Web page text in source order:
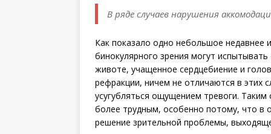
В ряде случаев нарушения
Как показало одно небольшое недавнее
бинокулярного зрения могут
животе, учащенное сердцебиение и
рефракции, ничем не отличаются в этих
усугубляться ощущением тревоги.
более трудным, особенно потому, что в
решение зрительной проблемы,